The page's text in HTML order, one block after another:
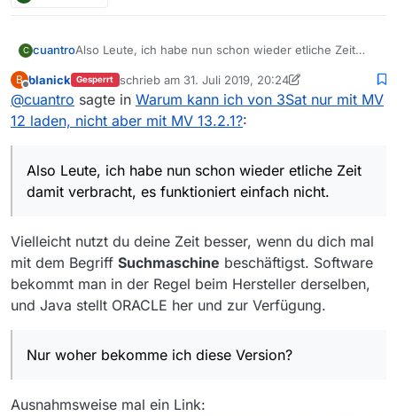
C cuantroAlso Leute, ich habe nun schon wieder etliche Zeit
Wenn ich die 13.2.1 starte, kommt diese Meldung:
B
Offline
blanick Gesperrt schrieb am 31. Juli 2019, 20:24
zuletzt editiert von blanick
@cuantro sagte in Warum kann ich von 3Sat nur mit MV
12 laden, nicht aber mit MV 13.2.1?:
Also Leute, ich habe nun schon wieder etliche Zeit
damit verbracht, es funktioniert einfach nicht.
Vielleicht nutzt du deine Zeit besser, wenn du dich mal
mit dem Begriff Suchmaschine beschäftigst. Software
bekommt man in der Regel beim Hersteller derselben,
und Java stellt ORACLE her und zur Verfügung.
Nur woher bekomme ich diese Version?
Ausnahmsweise mal ein Link: